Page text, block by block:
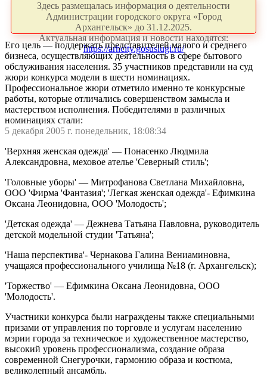
Здесь размещалась информация о деятельности
Администрации городского округа «Город
Архангельск» до 31.12.2025.
Актуальная информация и новости находятся:
https://arhcity.gosuslugi.ru/
Его цель — поддержать представителей малого и среднего
бизнеса, осуществляющих деятельность в сфере бытового
обслуживания населения. 35 участников представили на суд
жюри конкурса модели в шести номинациях.
Профессиональное жюри отметило именно те конкурсные
работы, которые отличались совершенством замысла и
мастерством исполнения. Победителями в различных
номинациях стали:
5 декабря 2005 г. понедельник, 18:08:34
'Верхняя женская одежда' — Понасенко Людмила
Александровна, меховое ателье 'Северный стиль';
'Головные уборы' — Митрофанова Светлана Михайловна,
ООО 'Фирма 'Фантазия'; 'Легкая женская одежда'- Ефимкина
Оксана Леонидовна, ООО 'Молодость';
'Детская одежда' — Дежнева Татьяна Павловна, руководитель
детской модельной студии 'Татьяна';
'Наша перспектива'- Чернакова Галина Вениаминовна,
учащаяся профессионального училища №18 (г. Архангельск);
'Торжество' — Ефимкина Оксана Леонидовна, ООО
'Молодость'.
Участники конкурса были награждены также специальными
призами от управления по торговле и услугам населению
мэрии города за техническое и художественное мастерство,
высокий уровень профессионализма, создание образа
современной Снегурочки, гармонию образа и костюма,
великолепный ансамбль.